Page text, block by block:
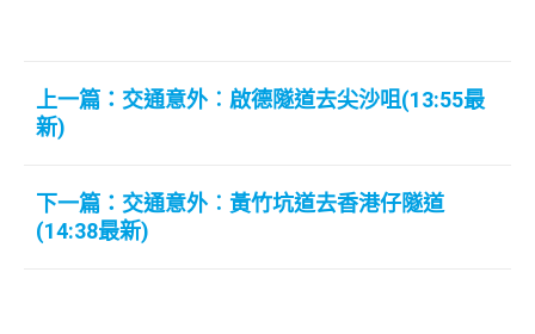
上一篇：交通意外︰啟德隧道去尖沙咀(13:55最
新)
下一篇：交通意外︰黃竹坑道去香港仔隧道
(14:38最新)